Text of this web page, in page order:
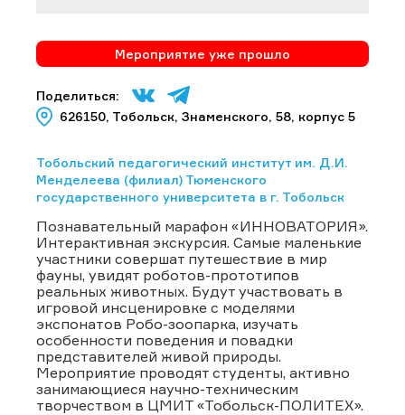
Мероприятие уже прошло
Поделиться:
626150, Тобольск, Знаменского, 58, корпус 5
Тобольский педагогический институт им. Д.И.
Менделеева (филиал) Тюменского
государственного университета в г. Тобольск
Познавательный марафон «ИННОВАТОРИЯ».
Интерактивная экскурсия. Самые маленькие
участники совершат путешествие в мир
фауны, увидят роботов-прототипов
реальных животных. Будут участвовать в
игровой инсценировке с моделями
экспонатов Робо-зоопарка, изучать
особенности поведения и повадки
представителей живой природы.
Мероприятие проводят студенты, активно
занимающиеся научно-техническим
творчеством в ЦМИТ «Тобольск-ПОЛИТЕХ».